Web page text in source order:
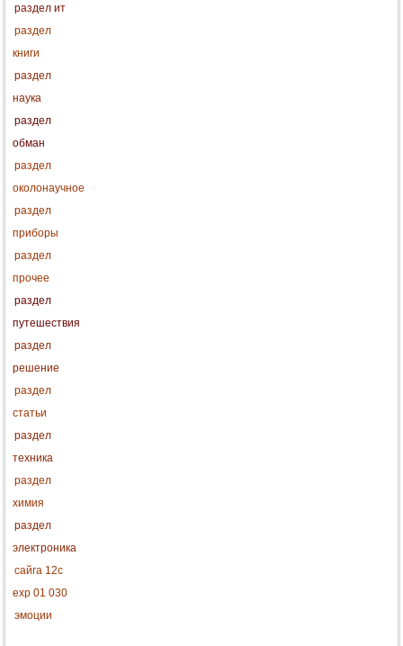
раздел ит
раздел
книги
раздел
наука
раздел
обман
раздел
околонаучное
раздел
приборы
раздел
прочее
раздел
путешествия
раздел
решение
раздел
статьи
раздел
техника
раздел
химия
раздел
электроника
сайга 12с
exp 01 030
эмоции